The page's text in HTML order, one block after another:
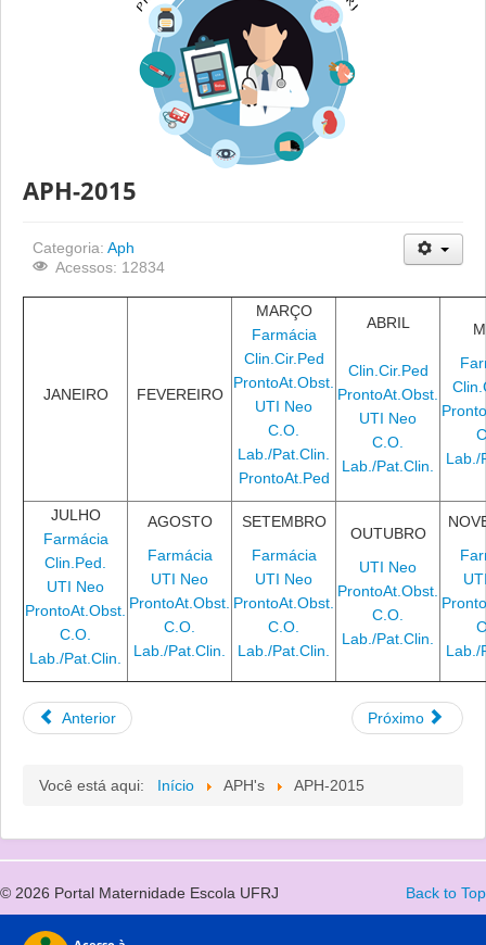
APH-2015
Categoria: Aph
Acessos: 12834
JANEIRO FEVEREIRO
MARÇO
Farmácia
Clin.Cir.Ped
ProntoAt.Obst.
UTI Neo
C.O.
Lab./Pat.Clin.
ProntoAt.Ped
ABRIL
Clin.Cir.Ped
ProntoAt.Obst.
UTI Neo
C.O.
Lab./Pat.Clin.
Lab./
JULHO
Farmácia
Clin.Ped.
UTI Neo
ProntoAt.Obst.
C.O.
Lab./Pat.Clin.
AGOSTO
Farmácia
UTI Neo
ProntoAt.Obst.
C.O.
Lab./Pat.Clin.
SETEMBRO
Farmácia
UTI Neo
ProntoAt.Obst.
C.O.
Lab./Pat.Clin.
OUTUBRO
UTI Neo
ProntoAt.Obst.
C.O.
Lab./Pat.Clin.
Lab./
Anterior Próximo
Você está aqui: Início APH's APH-2015
Back to Top
© 2026 Portal Maternidade Escola UFRJ